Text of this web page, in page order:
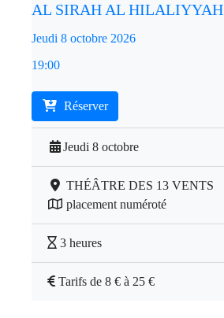
AL SIRAH AL HILALIYYAH
Jeudi 8 octobre 2026
19:00
Réserver
Jeudi 8 octobre
THÉÂTRE DES 13 VENTS
placement numéroté
3 heures
Tarifs de 8 € à 25 €